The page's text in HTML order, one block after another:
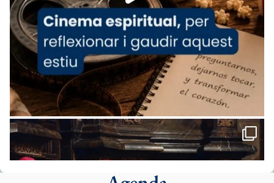
Arquebisbat de Barcelona
2 weeks ago
«Avui les santes Juliana i Semproniana ens
ajuden a alçar la mirada»
Mons. Sergi Gordo, bisbe de Tortosa, ha
presidit aquest 27 de juliol la missa de Les
Santes de Mataró.
🔗tinyurl.com/cvu5jmbk
📸 J. Merino